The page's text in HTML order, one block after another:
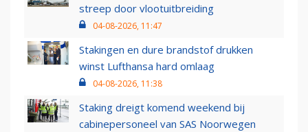
streep door vlootuitbreiding
04-08-2026, 11:47
Stakingen en dure brandstof drukken
winst Lufthansa hard omlaag
04-08-2026, 11:38
Staking dreigt komend weekend bij
cabinepersoneel van SAS Noorwegen